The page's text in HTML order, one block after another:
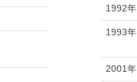
1992年
1993年
2001年